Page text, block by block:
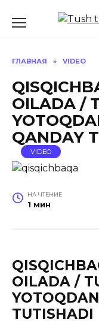
ГЛАВНАЯ » VIDEO
OILADA /
QANDAY
VIDEO
НА ЧТЕНИЕ
1 мин
OILADA /
TUTISHADI